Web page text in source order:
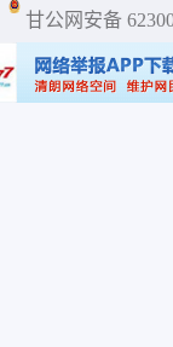
甘公网安备